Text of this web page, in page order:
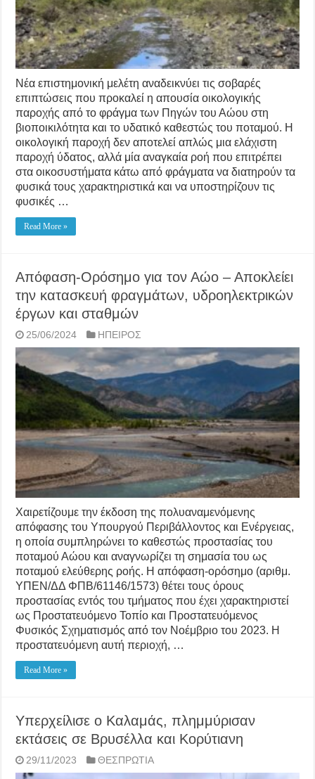
Νέα επιστημονική μελέτη αναδεικνύει τις σοβαρές
επιπτώσεις που προκαλεί η απουσία οικολογικής
παροχής από το φράγμα των Πηγών του Αώου στη
βιοποικιλότητα και το υδατικό καθεστώς του ποταμού. Η
οικολογική παροχή δεν αποτελεί απλώς μια ελάχιστη
παροχή ύδατος, αλλά μία αναγκαία ροή που επιτρέπει
στα οικοσυστήματα κάτω από φράγματα να διατηρούν τα
φυσικά τους χαρακτηριστικά και να υποστηρίζουν τις
φυσικές …
Read More »
Aπόφαση-Ορόσημο για τον Αώο – Αποκλείει
την κατασκευή φραγμάτων, υδροηλεκτρικών
έργων και σταθμών
25/06/2024 ΗΠΕΙΡΟΣ
Χαιρετίζουμε την έκδοση της πολυαναμενόμενης
απόφασης του Υπουργού Περιβάλλοντος και Ενέργειας,
η οποία συμπληρώνει το καθεστώς προστασίας του
ποταμού Αώου και αναγνωρίζει τη σημασία του ως
ποταμού ελεύθερης ροής. Η απόφαση-ορόσημο (αριθμ.
ΥΠΕΝ/ΔΔ ΦΠΒ/61146/1573) θέτει τους όρους
προστασίας εντός του τμήματος που έχει χαρακτηριστεί
ως Προστατευόμενο Τοπίο και Προστατευόμενος
Φυσικός Σχηματισμός από τον Νοέμβριο του 2023. Η
προστατευόμενη αυτή περιοχή, …
Read More »
Υπερχείλισε ο Καλαμάς, πλημμύρισαν
εκτάσεις σε Βρυσέλλα και Κορύτιανη
29/11/2023 ΘΕΣΠΡΩΤΙΑ